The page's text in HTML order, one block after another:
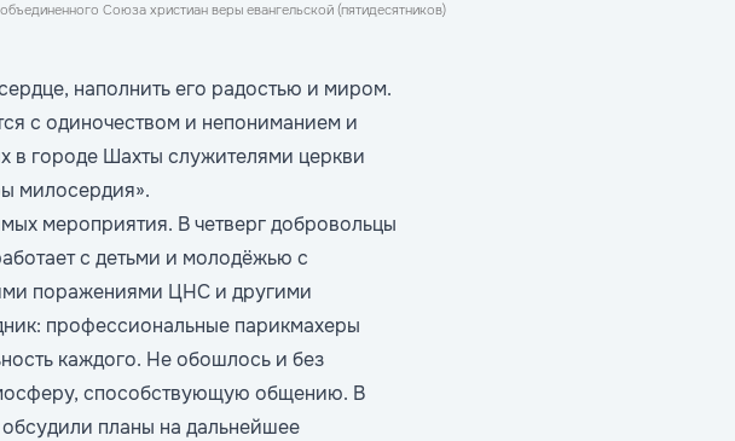
Союза христиан веры евангельской (пятидесятников)
наполнить его радостью и миром.
с одиночеством и непониманием и
в городе Шахты служителями церкви
милосердия».
мероприятия. В четверг добровольцы
с детьми и молодёжью с
поражениями ЦНС и другими
профессиональные парикмахеры
каждого. Не обошлось и без
способствующую общению. В
планы на дальнейшее